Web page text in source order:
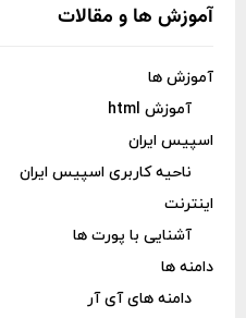
آموزش ها و مقالات
آموزش ها
آموزش html
اسپیس ایران
ناحیه کاربری اسپیس ایران
اینترنت
آشنایی با پورت ها
دامنه ها
دامنه های آی آر